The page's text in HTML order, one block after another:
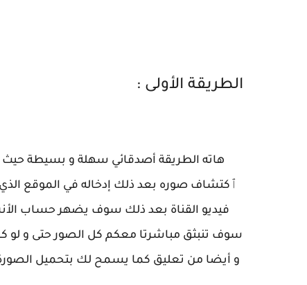
الطريقة الأولى :
هاته الطريقة أصدقائي سهلة و بسيطة
ٱكتشاف صوره بعد ذلك إدخاله في الموقع
فيديو القناة بعد ذلك سوف يضهر حساب
سوف تنبثق مباشرتا معكم كل الصور حتى و
و أيضا من تعليق كما يسمح لك بتحميل الصورة